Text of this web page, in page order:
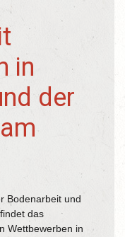
in
der
Bodenarbeit und
das
Wettbewerben in